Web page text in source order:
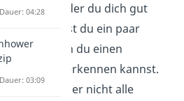
mit der du dich gut
Hier siehst du ein paar
, an denen du einen
erkennen kannst.
müssen aber nicht alle
04:28
03:09